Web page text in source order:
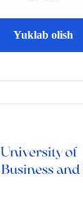
Yuklab olish